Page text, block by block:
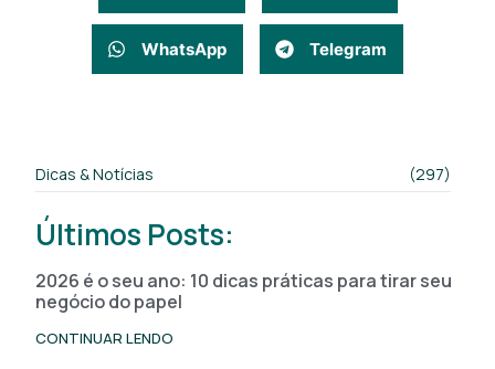
WhatsApp Telegram
Dicas & Notícias (297)
Últimos Posts:
2026 é o seu ano: 10 dicas práticas para tirar seu
negócio do papel
CONTINUAR LENDO